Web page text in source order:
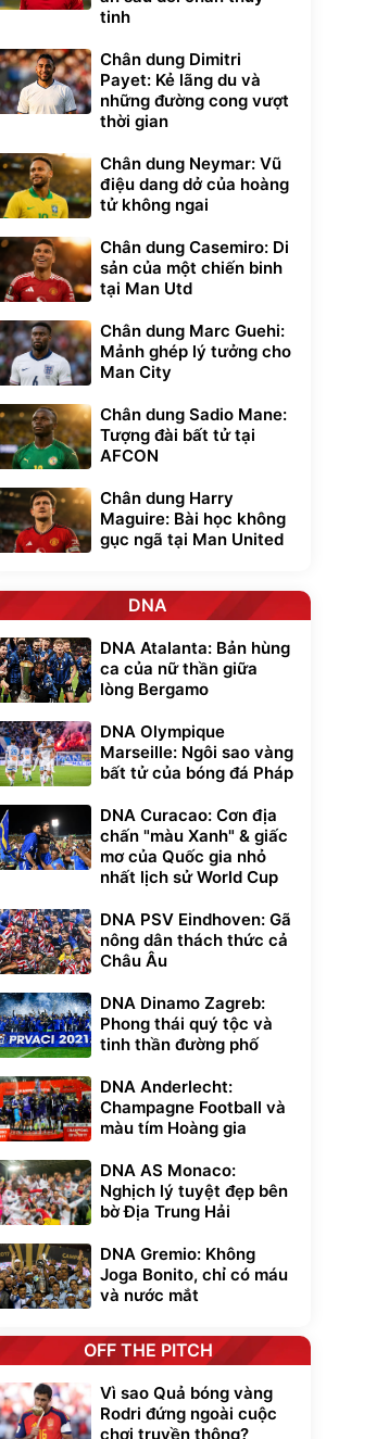
tinh
Chân dung Dimitri
Payet: Kẻ lãng du và
những đường cong vượt
thời gian
Chân dung Neymar: Vũ
điệu dang dở của hoàng
tử không ngai
Chân dung Casemiro: Di
sản của một chiến binh
tại Man Utd
Chân dung Marc Guehi:
Mảnh ghép lý tưởng cho
Man City
Chân dung Sadio Mane:
Tượng đài bất tử tại
AFCON
Chân dung Harry
Maguire: Bài học không
gục ngã tại Man United
DNA
DNA Atalanta: Bản hùng
ca của nữ thần giữa
lòng Bergamo
DNA Olympique
Marseille: Ngôi sao vàng
bất tử của bóng đá Pháp
DNA Curacao: Cơn địa
chấn "màu Xanh" & giấc
mơ của Quốc gia nhỏ
nhất lịch sử World Cup
DNA PSV Eindhoven: Gã
nông dân thách thức cả
Châu Âu
DNA Dinamo Zagreb:
Phong thái quý tộc và
tinh thần đường phố
DNA Anderlecht:
Champagne Football và
màu tím Hoàng gia
DNA AS Monaco:
Nghịch lý tuyệt đẹp bên
bờ Địa Trung Hải
DNA Gremio: Không
Joga Bonito, chỉ có máu
và nước mắt
OFF THE PITCH
Vì sao Quả bóng vàng
Rodri đứng ngoài cuộc
chơi truyền thông?